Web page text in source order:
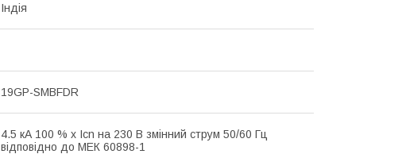
Індія
19GP-SMBFDR
4.5 кА 100 % x Icn на 230 В змінний струм 50/60 Гц
відповідно до МЕК 60898-1